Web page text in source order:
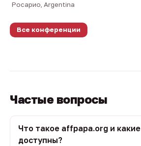
Росарио, Argentina
Все конференции
Частые вопросы
Что такое affpapa.org и
доступны?